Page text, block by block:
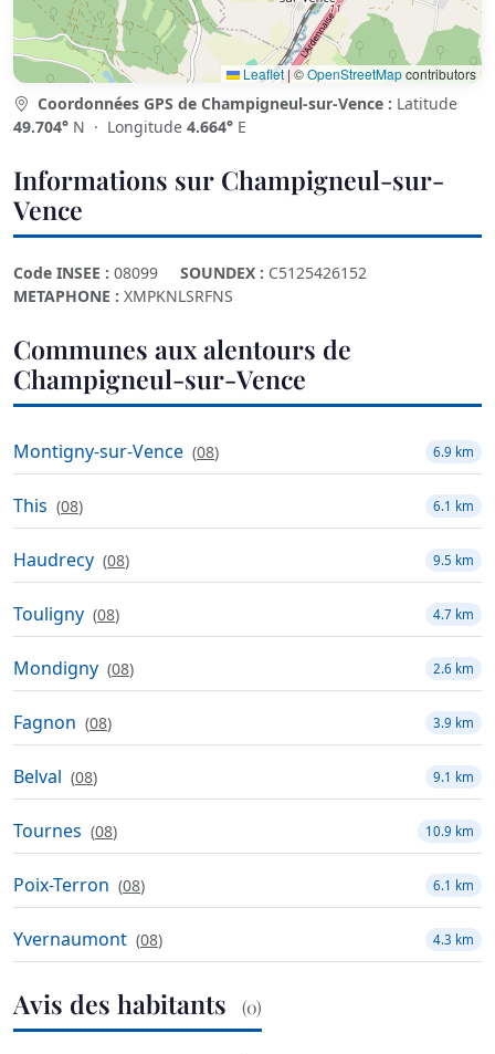
Leaflet|©OpenStreetMapcontributors
Coordonnées GPS de Champigneul-sur-Vence : Latitude
49.704° N · Longitude 4.664° E
Informations sur Champigneul-sur-
Vence
Code INSEE : 08099 SOUNDEX : C5125426152
METAPHONE : XMPKNLSRFNS
Communes aux alentours de
Champigneul-sur-Vence
Montigny-sur-Vence (08) 6.9 km
This (08) 6.1 km
Haudrecy (08) 9.5 km
Touligny (08) 4.7 km
Mondigny (08) 2.6 km
Fagnon (08) 3.9 km
Belval (08) 9.1 km
Tournes (08) 10.9 km
Poix-Terron (08) 6.1 km
Yvernaumont (08) 4.3 km
Avis des habitants (0)